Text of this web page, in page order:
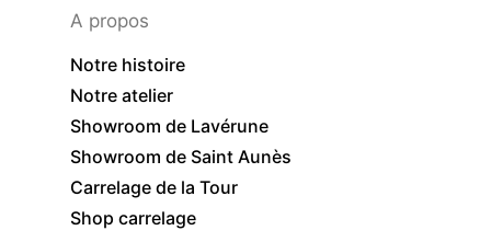
A propos
Notre histoire
Notre atelier
Showroom de Lavérune
Showroom de Saint Aunès
Carrelage de la Tour
Shop carrelage